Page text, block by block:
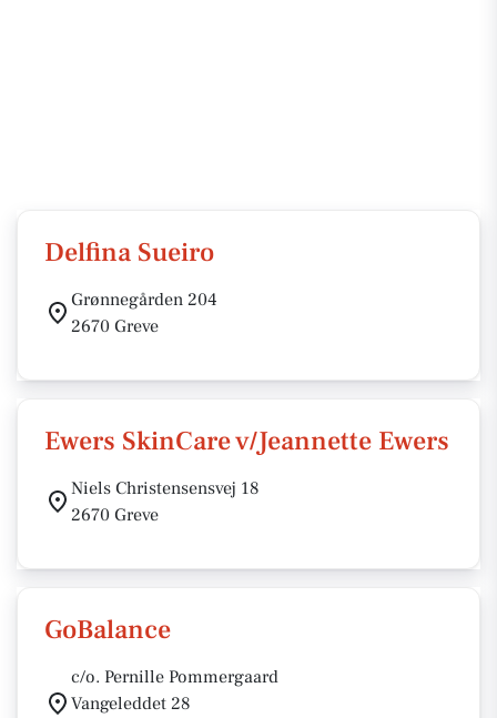
Delfina Sueiro
Grønnegården 204
2670 Greve
Ewers SkinCare v/Jeannette Ewers
Niels Christensensvej 18
2670 Greve
GoBalance
c/o. Pernille Pommergaard
Vangeleddet 28